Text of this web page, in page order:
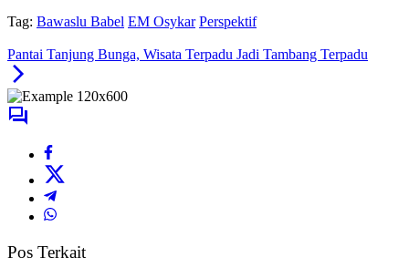
Tag: Bawaslu Babel EM Osykar Perspektif
Pantai Tanjung Bunga, Wisata Terpadu Jadi Tambang Terpadu
Pos Terkait